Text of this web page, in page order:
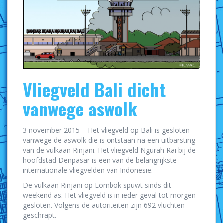
Vliegveld Bali dicht
vanwege aswolk
3 november 2015 – Het vliegveld op Bali is gesloten
vanwege de aswolk die is ontstaan na een uitbarsting
van de vulkaan Rinjani. Het vliegveld Ngurah Rai bij de
hoofdstad Denpasar is een van de belangrijkste
internationale vliegvelden van Indonesië.
De vulkaan Rinjani op Lombok spuwt sinds dit
weekend as. Het vliegveld is in ieder geval tot morgen
gesloten. Volgens de autoriteiten zijn 692 vluchten
geschrapt.